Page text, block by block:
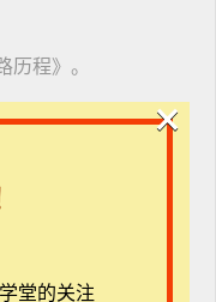
程》。
个半小时。
）
堂的关注
×